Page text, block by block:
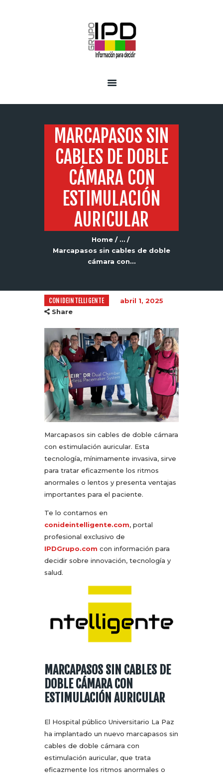
MARCAPASOS SIN
CABLES DE DOBLE
CÁMARA CON
ESTIMULACIÓN
AURICULAR
Home
...
Marcapasos sin cables de doble
cámara con...
CONIDEINTELLIGENTE
abril 1, 2025
Share
Marcapasos sin cables de doble cámara
con estimulación auricular. Esta
tecnología, mínimamente invasiva, sirve
para tratar eficazmente los ritmos
anormales o lentos y presenta ventajas
importantes para el paciente.
Te lo contamos en
conideintelligente.com, portal
profesional exclusivo de
IPDGrupo.com con información para
decidir sobre innovación, tecnología y
salud.
MARCAPASOS SIN CABLES DE
DOBLE CÁMARA CON
ESTIMULACIÓN AURICULAR
El Hospital público Universitario La Paz
ha implantado un nuevo marcapasos sin
cables de doble cámara con
estimulación auricular, que trata
eficazmente los ritmos anormales o